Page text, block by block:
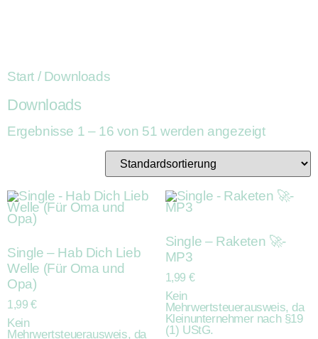
Start / Downloads
Downloads
Ergebnisse 1 – 16 von 51 werden angezeigt
Single – Hab Dich Lieb
Welle (Für Oma und
Opa)
1,99 €
Kein
Mehrwertsteuerausweis, da
Single – Raketen 🚀-
MP3
1,99 €
Kein
Mehrwertsteuerausweis, da
Kleinunternehmer nach §19
(1) UStG.